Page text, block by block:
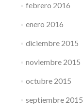
febrero 2016
enero 2016
diciembre 2015
noviembre 2015
octubre 2015
septiembre 2015